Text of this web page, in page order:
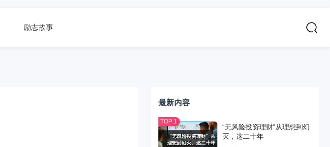
励志故事
最新内容
“无风险投资理财”从理想到幻
灭，这二十年